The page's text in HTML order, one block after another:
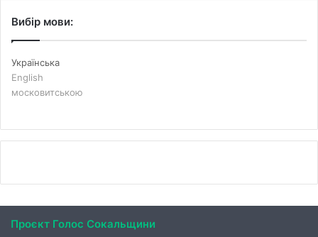
Вибір мови:
Українська
English
московитською
Проєкт Голос Сокальщини